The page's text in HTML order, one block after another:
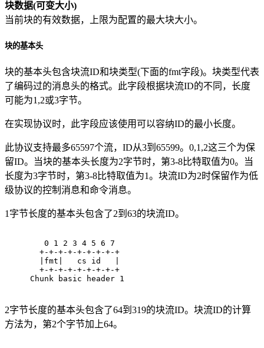
块数据(可变大小)
当前块的有效数据，上限为配置的最大块大小。
块的基本头
块的基本头包含块流ID和块类型(下面的fmt字段)。块类型代表
了编码过的消息头的格式。此字段根据块流ID的不同，长度
可能为1,2或3字节。
在实现协议时，此字段应该使用可以容纳ID的最小长度。
此协议支持最多65597个流，ID从3到65599。0,1,2这三个为保
留ID。当块的基本头长度为2字节时，第3-8比特取值为0。当
长度为3字节时，第3-8比特取值为1。块流ID为2时保留作为低
级协议的控制消息和命令消息。
1字节长度的基本头包含了2到63的块流ID。
   0 1 2 3 4 5 6 7
  +-+-+-+-+-+-+-+-+
  |fmt|   cs id   |
  +-+-+-+-+-+-+-+-+
Chunk basic header 1
2字节长度的基本头包含了64到319的块流ID。块流ID的计算
方法为，第2个字节加上64。